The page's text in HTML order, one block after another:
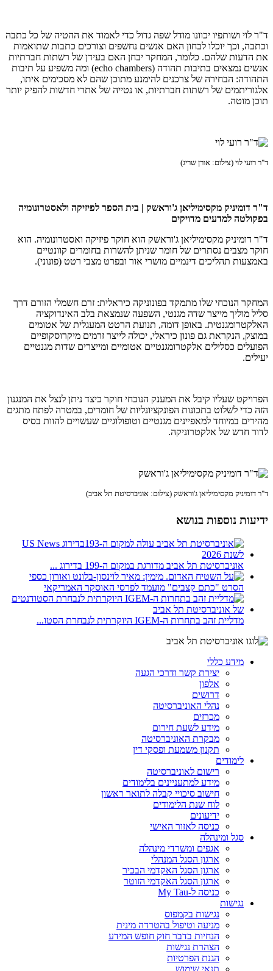
ד"ר לוי ושותפיו יכוונו מודל שפה גדול כדי לאמוד את ההטיה של כל כתבה
וכתבה, וכך יוכלו לבחון האם אנשים נחשפים וצורכים כתבות שתואמות
את הדעות שלהם. כלומר, המחקר יבחן האם בעידן של רשתות חברתיות
אנשים נמצאים בתיבות תהודה (echo chambers) ומה משפיע על תיבות
התהודה: הבחירה של צרכנים להימנע מתוכן שהם לא מסכימים איתו,
אלגוריתמים של רשתות חברתיות, או נטייה של אתרי חדשות להפיק יותר
תוכן מוטה.
ד"ר רועי לוי (צילום: אורן שריג)
ד"ר דומיניק מקסימיליאן ג'וראשק | בית הספר לפיזיקה ולאסטרונומיה
בפקולטה למדעים מדויקים
ד"ר דומיניק מקסימיליאן ג'וראשק הוא חוקר פיזיקה ואסטרונומיה. הוא
חוקר מצבים נסתרים של חומר שניתן להשרות בחומרים קוונטיים
באמצעות תהליכים דינמיים מושרי אור ובפרט מצבי רטט (פונוני).
המחקר הנוכחי שלו מתמקד בפונוניקה כיראלית: זרם חשמלי הזורם דרך
סליל מוליך מייצר שדה מגנטי, השפעה שנמצאת בלב האינדוקציה
האלקטרומגנטית. באופן דומה, תנועת הרטט המעגלית של אטומים
במוצק, הנקראת גם פונון כיראלי, יכולה לייצר זרמים מיקרוסקופיים
הפועלים כסלילים אלקטרומגנטיים אטומיים ומייצרים שדות מגנטיים
יעילים.
הפרויקט שעליו קיבל את המענק הנוכחי חוקר כיצד ניתן לנצל את המנגנון
הזה כדי לשלוט בתכונות הפונקציונליות של חומרים, במטרה לפתח מתגים
מהירים במיוחד למאפיינים מגנטיים וטופולוגיים שעשויים להוות בסיס
לדור חדש של אלקטרוניקה.
ד"ר דומיניק מקסימיליאן ג'וראשק (צילום: אוניברסיטת תל אביב)
ידיעות נוספות בנושא
אוניברסיטת תל אביב מדורגת במקום ה-199 בדירוג ...
הסרט "כתם קצבים" מועמד לפרסי האוסקר האמריקאי
מדליית זהב בתחרות ה-IGEM היוקרתית לנבחרת הסטו...
מידע כללי
יצירת קשר ודרכי הגעה
אלפון
דרושים
נהלי האוניברסיטה
מכרזים
מידע לשעת חירום
מבקרת האוניברסיטה
תקנון משמעת ופסקי דין
לימודים
רישום לאוניברסיטה
מידע למתעניינים בלימודים
חישוב סיכויי קבלה לתואר ראשון
לוח שנת הלימודים
ידיעונים
כניסה לאזור האישי
סגל ומינהלה
אגפים ומשרדי מינהלה
ארגון הסגל המנהלי
ארגון הסגל האקדמי הבכיר
ארגון הסגל האקדמי הזוטר
כניסה ל-My Tau
נגישות
נגישות בקמפוס
מניעה וטיפול בהטרדה מינית
הנחיות בדבר חוק חופש המידע
הצהרת נגישות
הגנת הפרטיות